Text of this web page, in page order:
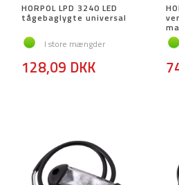
HORPOL LPD 3240 LED
tågebaglygte universal
I store mængder
128,09 DKK